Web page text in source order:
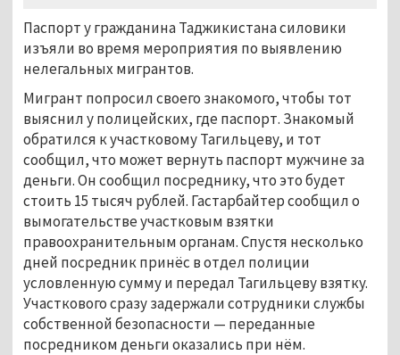
Паспорт у гражданина Таджикистана силовики
изъяли во время мероприятия по выявлению
нелегальных мигрантов.
Мигрант попросил своего знакомого, чтобы тот
выяснил у полицейских, где паспорт. Знакомый
обратился к участковому Тагильцеву, и тот
сообщил, что может вернуть паспорт мужчине за
деньги. Он сообщил посреднику, что это будет
стоить 15 тысяч рублей. Гастарбайтер сообщил о
вымогательстве участковым взятки
правоохранительным органам. Спустя несколько
дней посредник принёс в отдел полиции
условленную сумму и передал Тагильцеву взятку.
Участкового сразу задержали сотрудники службы
собственной безопасности — переданные
посредником деньги оказались при нём.